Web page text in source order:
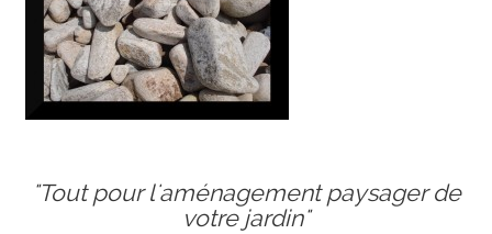
"Tout pour l'aménagement paysager de
votre jardin"